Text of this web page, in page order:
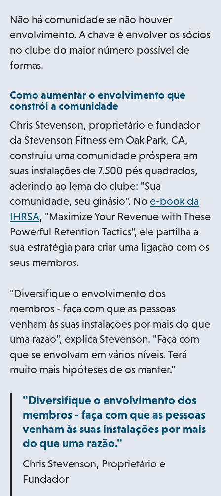
Não há comunidade se não houver
envolvimento. A chave é envolver os sócios
no clube do maior número possível de
formas.
Como aumentar o envolvimento que
constrói a comunidade
Chris Stevenson, proprietário e fundador
da Stevenson Fitness em Oak Park, CA,
construiu uma comunidade próspera em
suas instalações de 7.500 pés quadrados,
aderindo ao lema do clube: "Sua
comunidade, seu ginásio". No e-book da
IHRSA, "Maximize Your Revenue with These
Powerful Retention Tactics", ele partilha a
sua estratégia para criar uma ligação com os
seus membros.
"Diversifique o envolvimento dos
membros - faça com que as pessoas
venham às suas instalações por mais do que
uma razão", explica Stevenson. "Faça com
que se envolvam em vários níveis. Terá
muito mais hipóteses de os manter."
"Diversifique o envolvimento dos
membros - faça com que as pessoas
venham às suas instalações por mais
do que uma razão."
Chris Stevenson, Proprietário e
Fundador